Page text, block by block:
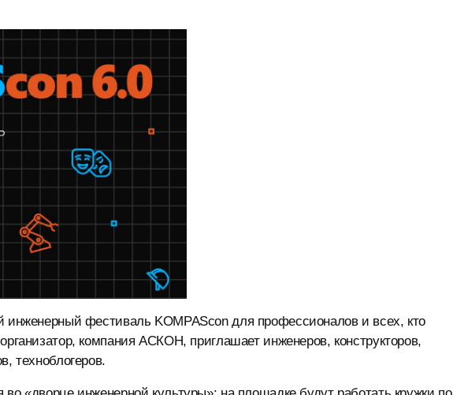
инженерный фестиваль KOMPAScon для профессионалов и всех, кто
компания АСКОН, приглашает инженеров, конструкторов,
техноблогеров.